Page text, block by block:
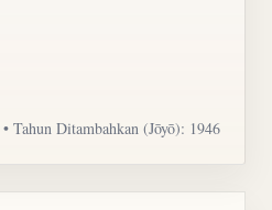
Tahun Ditambahkan (Jōyō): 1946